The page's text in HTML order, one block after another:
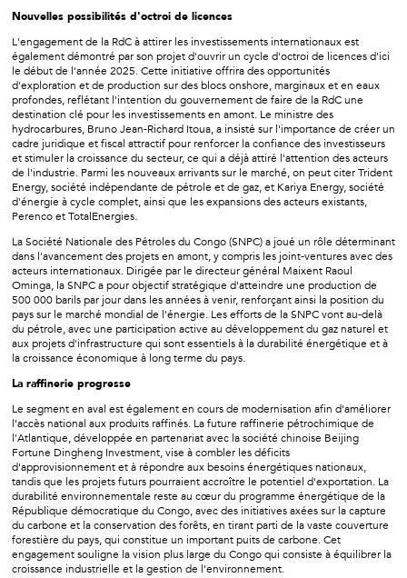
Nouvelles possibilités d'octroi de licences
L'engagement de la RdC à attirer les investissements internationaux est
également démontré par son projet d'ouvrir un cycle d'octroi de licences d'ici
le début de l'année 2025. Cette initiative offrira des opportunités
d'exploration et de production sur des blocs onshore, marginaux et en eaux
profondes, reflétant l'intention du gouvernement de faire de la RdC une
destination clé pour les investissements en amont. Le ministre des
hydrocarbures, Bruno Jean-Richard Itoua, a insisté sur l'importance de créer un
cadre juridique et fiscal attractif pour renforcer la confiance des investisseurs
et stimuler la croissance du secteur, ce qui a déjà attiré l'attention des acteurs
de l'industrie. Parmi les nouveaux arrivants sur le marché, on peut citer Trident
Energy, société indépendante de pétrole et de gaz, et Kariya Energy, société
d'énergie à cycle complet, ainsi que les expansions des acteurs existants,
Perenco et TotalEnergies.
La Société Nationale des Pétroles du Congo (SNPC) a joué un rôle déterminant
dans l'avancement des projets en amont, y compris les joint-ventures avec des
acteurs internationaux. Dirigée par le directeur général Maixent Raoul
Ominga, la SNPC a pour objectif stratégique d'atteindre une production de
500 000 barils par jour dans les années à venir, renforçant ainsi la position du
pays sur le marché mondial de l'énergie. Les efforts de la SNPC vont au-delà
du pétrole, avec une participation active au développement du gaz naturel et
aux projets d'infrastructure qui sont essentiels à la durabilité énergétique et à
la croissance économique à long terme du pays.
La raffinerie progresse
Le segment en aval est également en cours de modernisation afin d'améliorer
l'accès national aux produits raffinés. La future raffinerie pétrochimique de
l'Atlantique, développée en partenariat avec la société chinoise Beijing
Fortune Dingheng Investment, vise à combler les déficits
d'approvisionnement et à répondre aux besoins énergétiques nationaux,
tandis que les projets futurs pourraient accroître le potentiel d'exportation. La
durabilité environnementale reste au cœur du programme énergétique de la
République démocratique du Congo, avec des initiatives axées sur la capture
du carbone et la conservation des forêts, en tirant parti de la vaste couverture
forestière du pays, qui constitue un important puits de carbone. Cet
engagement souligne la vision plus large du Congo qui consiste à équilibrer la
croissance industrielle et la gestion de l'environnement.